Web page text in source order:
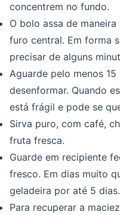
concentrem no fundo.
O bolo assa de
furo central. Em forma
precisar de alguns
Aguarde pelo menos
desenformar. Quando
está frágil e pode se
Sirva puro, com café,
fruta fresca.
Guarde em recipiente
fresco. Em dias muito
geladeira por até 5 dias.
Para recuperar a